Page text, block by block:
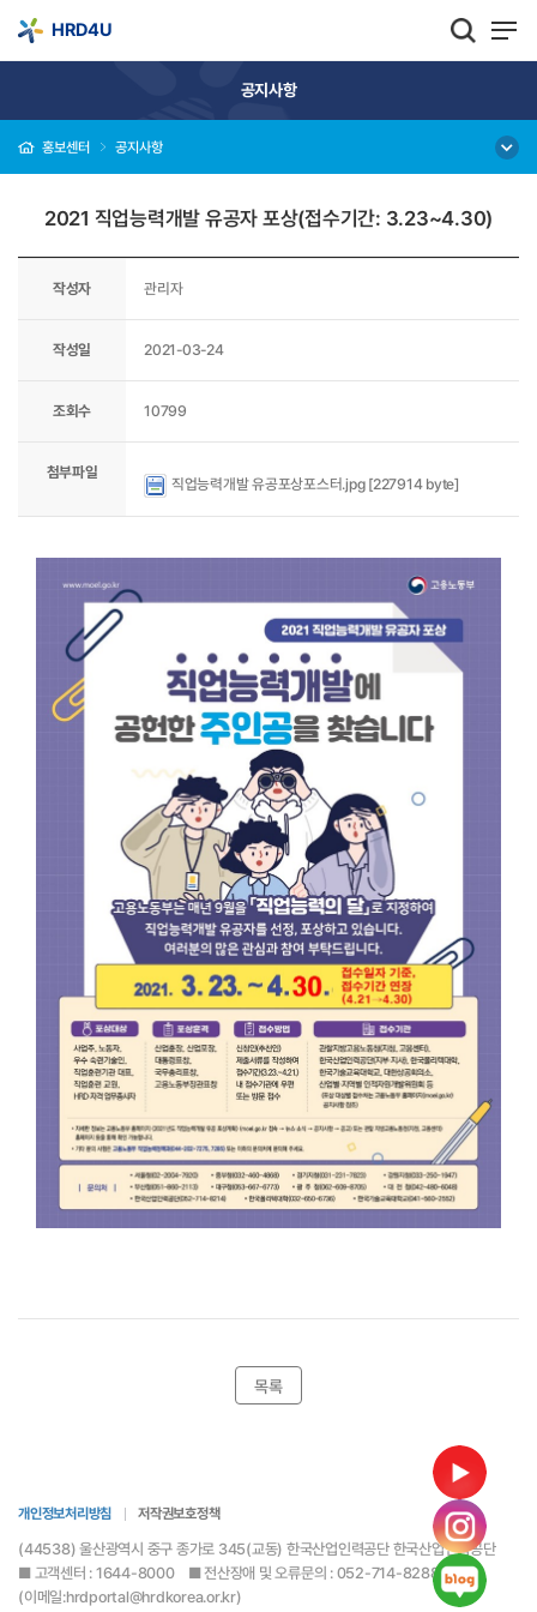
HRD4U
공지사항
홍보센터 공지사항
2021 직업능력개발 유공자 포상(접수기간: 3.23~4.30)
작성자 관리자
작성일 2021-03-24
조회수 10799
첨부파일
직업능력개발 유공포상포스터.jpg [227914 byte]
목록
개인정보처리방침 저작권보호정책
(44538) 울산광역시 중구 종가로 345(교동) 한국산업인력공단 한국산업인력공단
■ 고객센터 : 1644-8000 ■ 전산장애 및 오류문의 : 052-714-8288
(이메일:hrdportal@hrdkorea.or.kr)